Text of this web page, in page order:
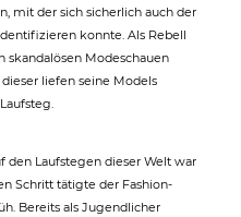
mit der sich sicherlich auch der
konnte. Als Rebell
skandalösen Modeschauen
liefen seine Models
den Laufstegen dieser Welt war
Schritt tätigte der Fashion-
Bereits als Jugendlicher